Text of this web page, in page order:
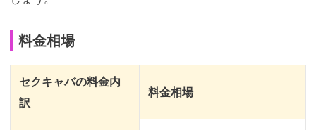
料金相場
セクキャバの料金内
訳
料金相場